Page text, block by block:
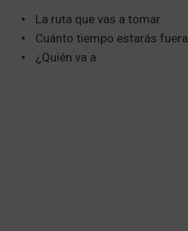
La ruta que vas a tomar
Cuánto tiempo estarás fuera
¿Quién va a